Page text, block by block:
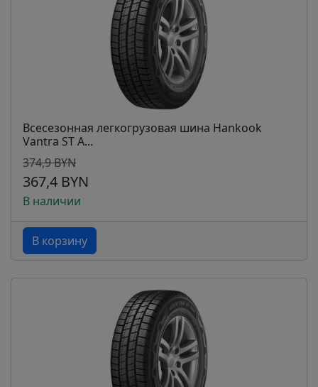
Всесезонная легкогрузовая шина Hankook
Vantra ST A...
374,9 BYN
367,4 BYN
В наличии
В корзину